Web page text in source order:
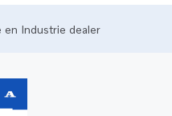
en Industrie dealer